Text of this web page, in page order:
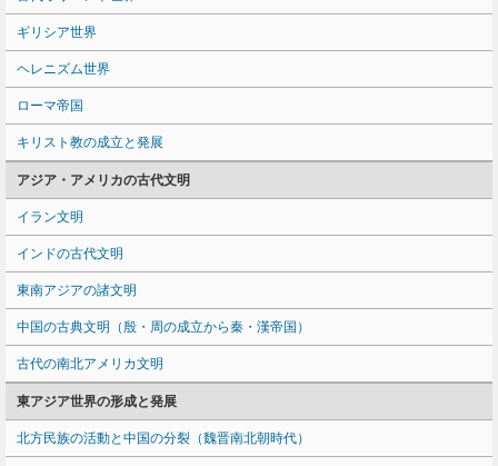
ギリシア世界
ヘレニズム世界
ローマ帝国
キリスト教の成立と発展
アジア・アメリカの古代文明
イラン文明
インドの古代文明
東南アジアの諸文明
中国の古典文明（殷・周の成立から秦・漢帝国）
古代の南北アメリカ文明
東アジア世界の形成と発展
北方民族の活動と中国の分裂（魏晋南北朝時代）